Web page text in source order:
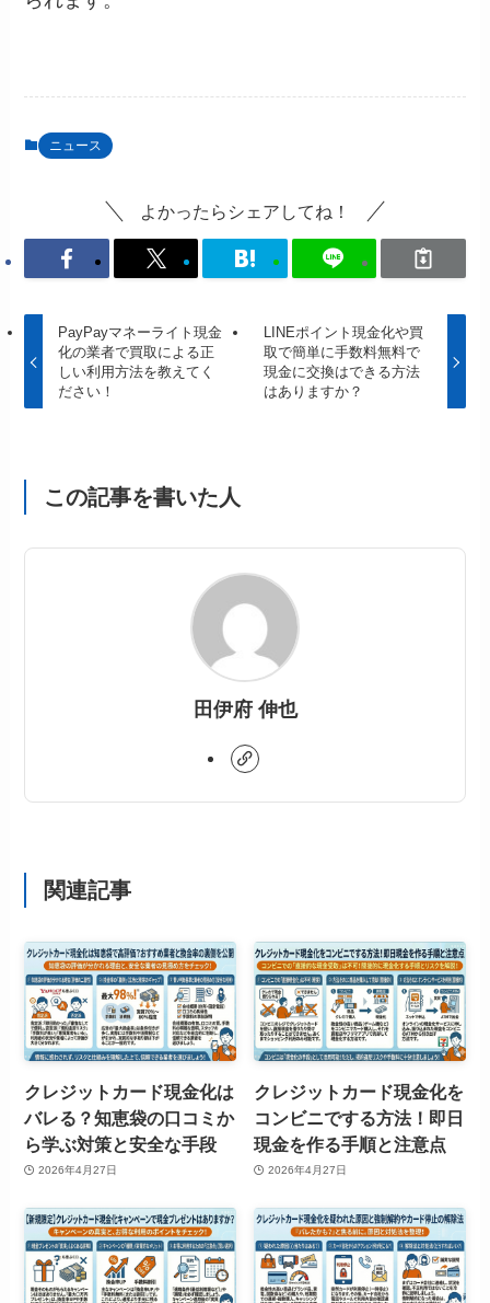
ニュース
よかったらシェアしてね！
PayPayマネーライト現金
化の業者で買取による正
しい利用方法を教えてく
ださい！
LINEポイント現金化や買
取で簡単に手数料無料で
現金に交換はできる方法
はありますか？
この記事を書いた人
田伊府 伸也
関連記事
クレジットカード現金化は
バレる？知恵袋の口コミか
ら学ぶ対策と安全な手段
2026年4月27日
クレジットカード現金化を
コンビニでする方法！即日
現金を作る手順と注意点
2026年4月27日